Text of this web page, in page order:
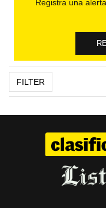
Registra una
FILTER